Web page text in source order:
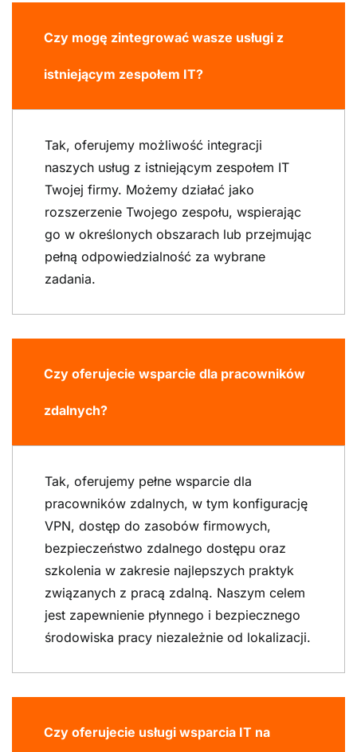
Czy mogę zintegrować wasze usługi z
istniejącym zespołem IT?
Tak, oferujemy możliwość integracji
naszych usług z istniejącym zespołem IT
Twojej firmy. Możemy działać jako
rozszerzenie Twojego zespołu, wspierając
go w określonych obszarach lub przejmując
pełną odpowiedzialność za wybrane
zadania.
Czy oferujecie wsparcie dla pracowników
zdalnych?
Tak, oferujemy pełne wsparcie dla
pracowników zdalnych, w tym konfigurację
VPN, dostęp do zasobów firmowych,
bezpieczeństwo zdalnego dostępu oraz
szkolenia w zakresie najlepszych praktyk
związanych z pracą zdalną. Naszym celem
jest zapewnienie płynnego i bezpiecznego
środowiska pracy niezależnie od lokalizacji.
Czy oferujecie usługi wsparcia IT na